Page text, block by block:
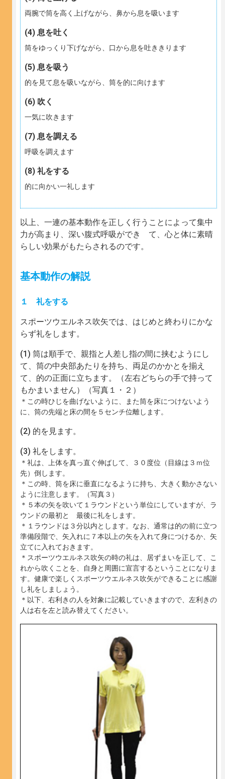
両腕で筒を高く上げながら、鼻から息を吸います
息を吐く
筒をゆっくり下げながら、口から息を吐ききります
息を吸う
的を見て息を吸いながら、筒を的に向けます
吹く
一気に吹きます
息を調える
呼吸を調えます
礼をする
的に向かい一礼します
以上、一連の基本動作を正しく行うことによって集中
力が高まり、深い腹式呼吸ができ て、心と体に素晴
らしい効果がもたらされるのです。
基本動作の解説
１ 礼をする
スポーツウエルネス吹矢では、はじめと終わりにかな
らず礼をします。
筒は順手で、親指と人差し指の間に挟むようにし
て、筒の中央部あたりを持ち、両足のかかとを揃え
て、的の正面に立ちます。（左右どちらの手で持って
もかまいません）（写真１・２）
＊この時ひじを曲げないように、また筒を床につけないよう
に、筒の先端と床の間を５センチ位離します。
的を見ます。
礼をします。
＊礼は、上体を真っ直ぐ伸ばして、３０度位（目線は３ｍ位
先）倒します。
＊この時、筒を床に垂直になるように持ち、大きく動かさない
ように注意します。（写真３）
＊５本の矢を吹いて１ラウンドという単位にしていますが、ラ
ウンドの最初と 最後に礼をします。
＊１ラウンドは３分以内とします。なお、通常は的の前に立つ
準備段階で、矢入れに７本以上の矢を入れて身につけるか、矢
立てに入れておきます。
＊スポーツウエルネス吹矢の時の礼は、居ずまいを正して、こ
れから吹くことを、自身と周囲に宣言するということになりま
す。健康で楽しくスポーツウエルネス吹矢ができることに感謝
し礼をしましょう。
＊以下、右利きの人を対象に記載していきますので、左利きの
人は右を左と読み替えてください。